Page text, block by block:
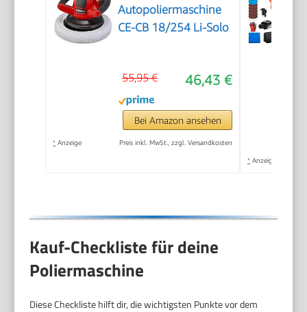
Autopoliermaschine
CE-CB 18/254 Li-Solo
46,43 €
55,95 €
Bei Amazon ansehen
* Anzeige Preis inkl. MwSt., zzgl. Versandkosten
* Anzeige
Kauf-Checkliste für deine
Poliermaschine
Diese Checkliste hilft dir, die wichtigsten Punkte vor dem